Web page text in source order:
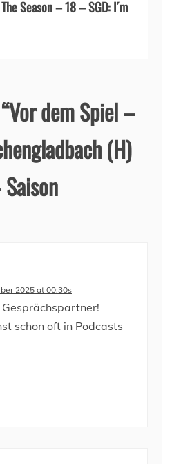
Season – 18 – SGD: I´m
Vor dem Spiel –
(H)
2025 at 00:30s
schon oft in Podcasts